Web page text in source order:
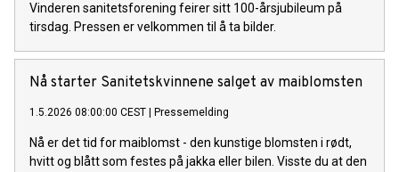
Vinderen sanitetsforening feirer sitt 100-årsjubileum på
tirsdag. Pressen er velkommen til å ta bilder.
Nå starter Sanitetskvinnene salget av maiblomsten
1.5.2026 08:00:00 CEST Pressemelding
Nå er det tid for maiblomst - den kunstige blomsten i rødt,
hvitt og blått som festes på jakka eller bilen. Visste du at den